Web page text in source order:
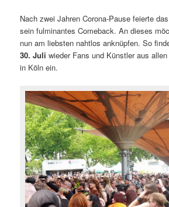
Nach zwei Jahren Corona-Pause feierte
sein fulminantes Comeback. An dieses
nun am liebsten nahtlos anknüpfen. So
30. Juli wieder Fans und Künstler aus
in Köln ein.